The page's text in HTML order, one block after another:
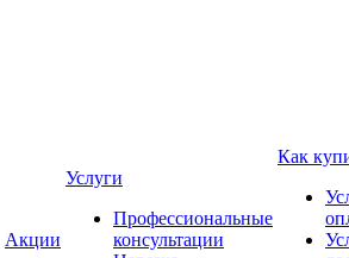
Акции
Услуги
Профессиональные
консультации
Как